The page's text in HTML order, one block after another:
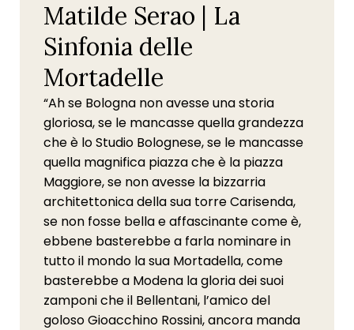
Matilde Serao | La
Sinfonia delle
Mortadelle
“Ah se Bologna non avesse una storia
gloriosa, se le mancasse quella grandezza
che è lo Studio Bolognese, se le mancasse
quella magnifica piazza che è la piazza
Maggiore, se non avesse la bizzarria
architettonica della sua torre Carisenda,
se non fosse bella e affascinante come è,
ebbene basterebbe a farla nominare in
tutto il mondo la sua Mortadella, come
basterebbe a Modena la gloria dei suoi
zamponi che il Bellentani, l’amico del
goloso Gioacchino Rossini, ancora manda